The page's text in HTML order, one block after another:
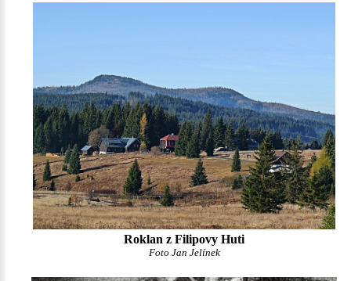
Roklan z Filipovy Huti
Foto Jan Jelínek